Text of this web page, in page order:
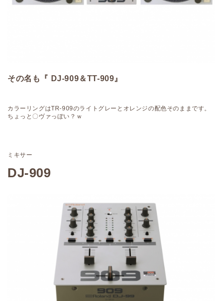
その名も『 DJ-909＆TT-909』
カラーリングはTR-909のライトグレーとオレンジの配色そのままです。
ちょっと〇ヴァっぽい？ｗ
ミキサー
DJ-909